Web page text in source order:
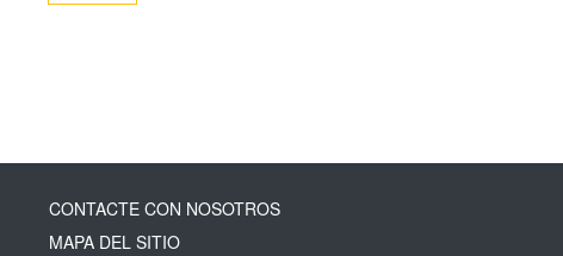
CONTACTE CON NOSOTROS
MAPA DEL SITIO